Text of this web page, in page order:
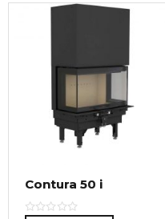
Contura 50 i